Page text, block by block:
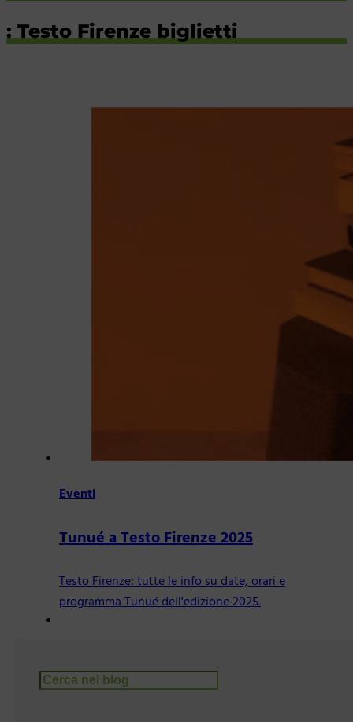
: Testo Firenze biglietti
Eventi
Tunué a Testo Firenze 2025
Testo Firenze: tutte le info su date, orari e
programma Tunué dell'edizione 2025.
Cerca